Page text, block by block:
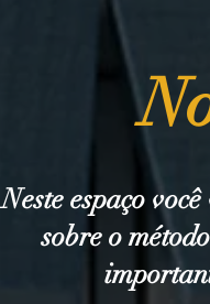
Neste espaço
sobre o